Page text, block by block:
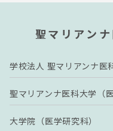
聖マリアン
学校法人 聖マリアンナ医
聖マリアンナ医科大学（医
大学院（医学研究科）